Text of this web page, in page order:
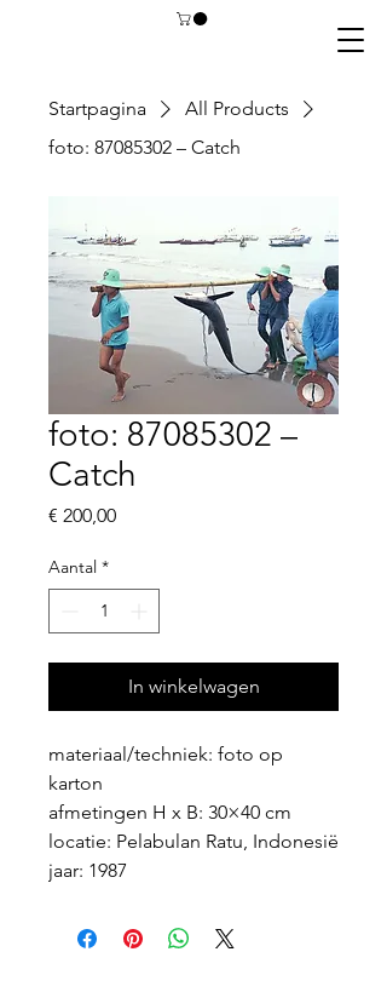
Startpagina
All Products
foto: 87085302 – Catch
foto: 87085302 –
Catch
€ 200,00Prijs
Aantal *
In winkelwagen
materiaal/techniek: foto op
karton
afmetingen H x B: 30×40 cm
locatie: Pelabulan Ratu, Indonesië
jaar: 1987